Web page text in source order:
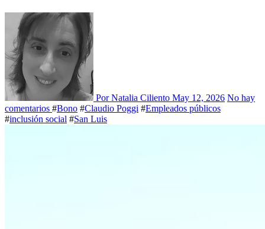
Por Natalia Ciliento May 12, 2026 No hay
comentarios #Bono #Claudio Poggi #Empleados públicos
#inclusión social #San Luis